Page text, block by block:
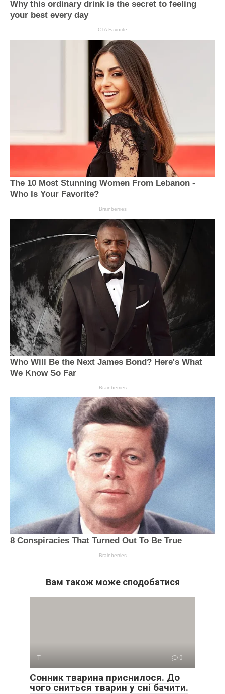
Вам також може сподобатися
Т 0
Сонник тварина приснилося. До
чого сниться тварин у сні бачити.